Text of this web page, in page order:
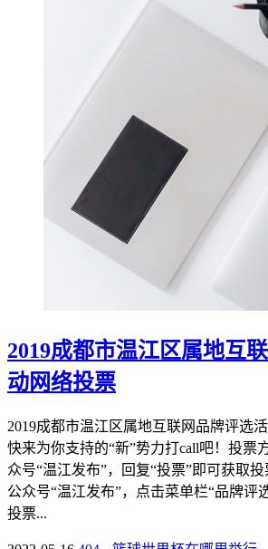
2019成都市温江区属地互
动网络投票
2019成都市温江区属地互联网品牌评选
快来为你支持的“新”势力打call吧！投票
众号“温江发布”，回复“投票”即可获取
公众号“温江发布”，点击菜单栏“品牌评
投票...